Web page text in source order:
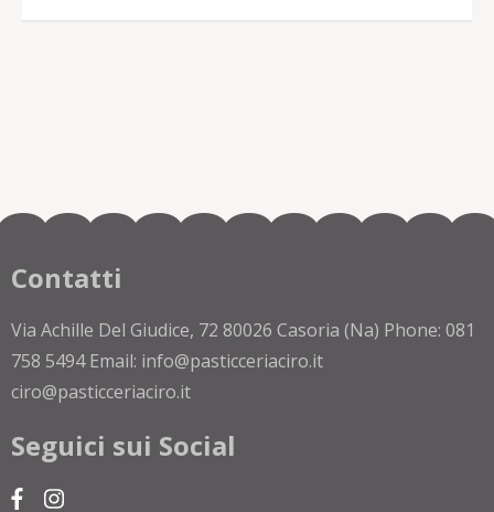
Contatti
Via Achille Del Giudice, 72 80026 Casoria (Na) Phone: 081
758 5494 Email: info@pasticceriaciro.it
ciro@pasticceriaciro.it
Seguici sui Social